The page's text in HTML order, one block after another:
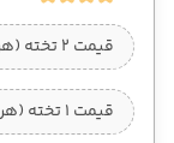
قیمت 2 تخته (هرنفر)
قیمت 1 تخته (هرنفر)